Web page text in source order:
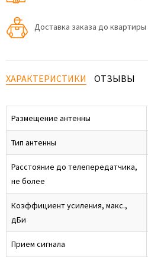
Доставка заказа до
ХАРАКТЕРИСТИКИ ОТЗЫВЫ
Размещение антенны
Тип антенны
Расстояние до телепередатчика,
не более
Коэффициент усиления, макс.,
дБи
Прием сигнала